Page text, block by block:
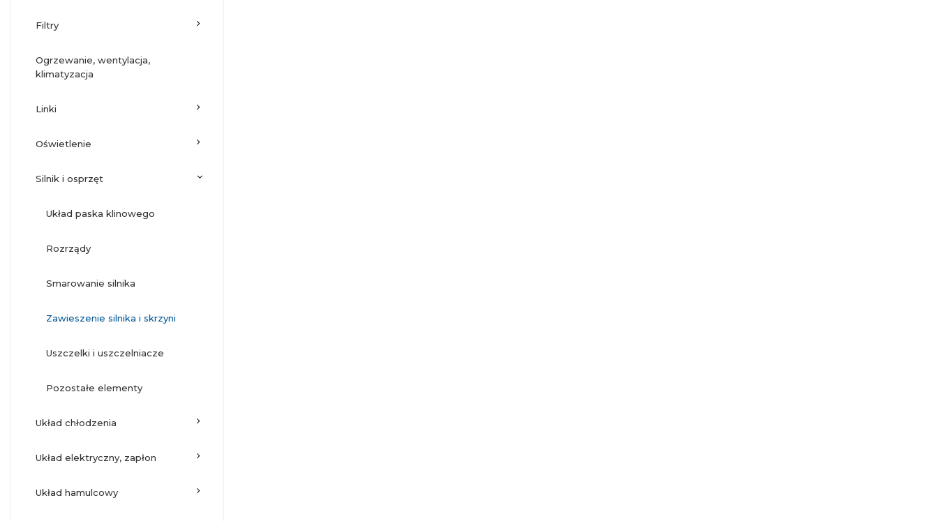
filtry
ogrzewanie, wentylacja,
klimatyzacja
linki
oświetlenie
silnik i osprzęt
układ paska klinowego
rozrządy
smarowanie silnika
zawieszenie silnika i skrzyni
uszczelki i uszczelniacze
pozostałe elementy
układ chłodzenia
układ elektryczny, zapłon
układ hamulcowy